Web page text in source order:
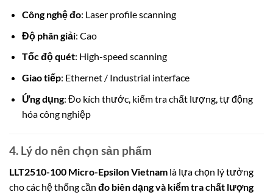
Công nghệ đo: Laser profile scanning
Độ phân giải: Cao
Tốc độ quét: High-speed scanning
Giao tiếp: Ethernet / Industrial interface
Ứng dụng: Đo kích thước, kiểm tra chất lượng, tự động
hóa công nghiệp
4. Lý do nên chọn sản phẩm
LLT2510-100 Micro-Epsilon Vietnam là lựa chọn lý tưởng
cho các hệ thống cần đo biên dạng và kiểm tra chất lượng